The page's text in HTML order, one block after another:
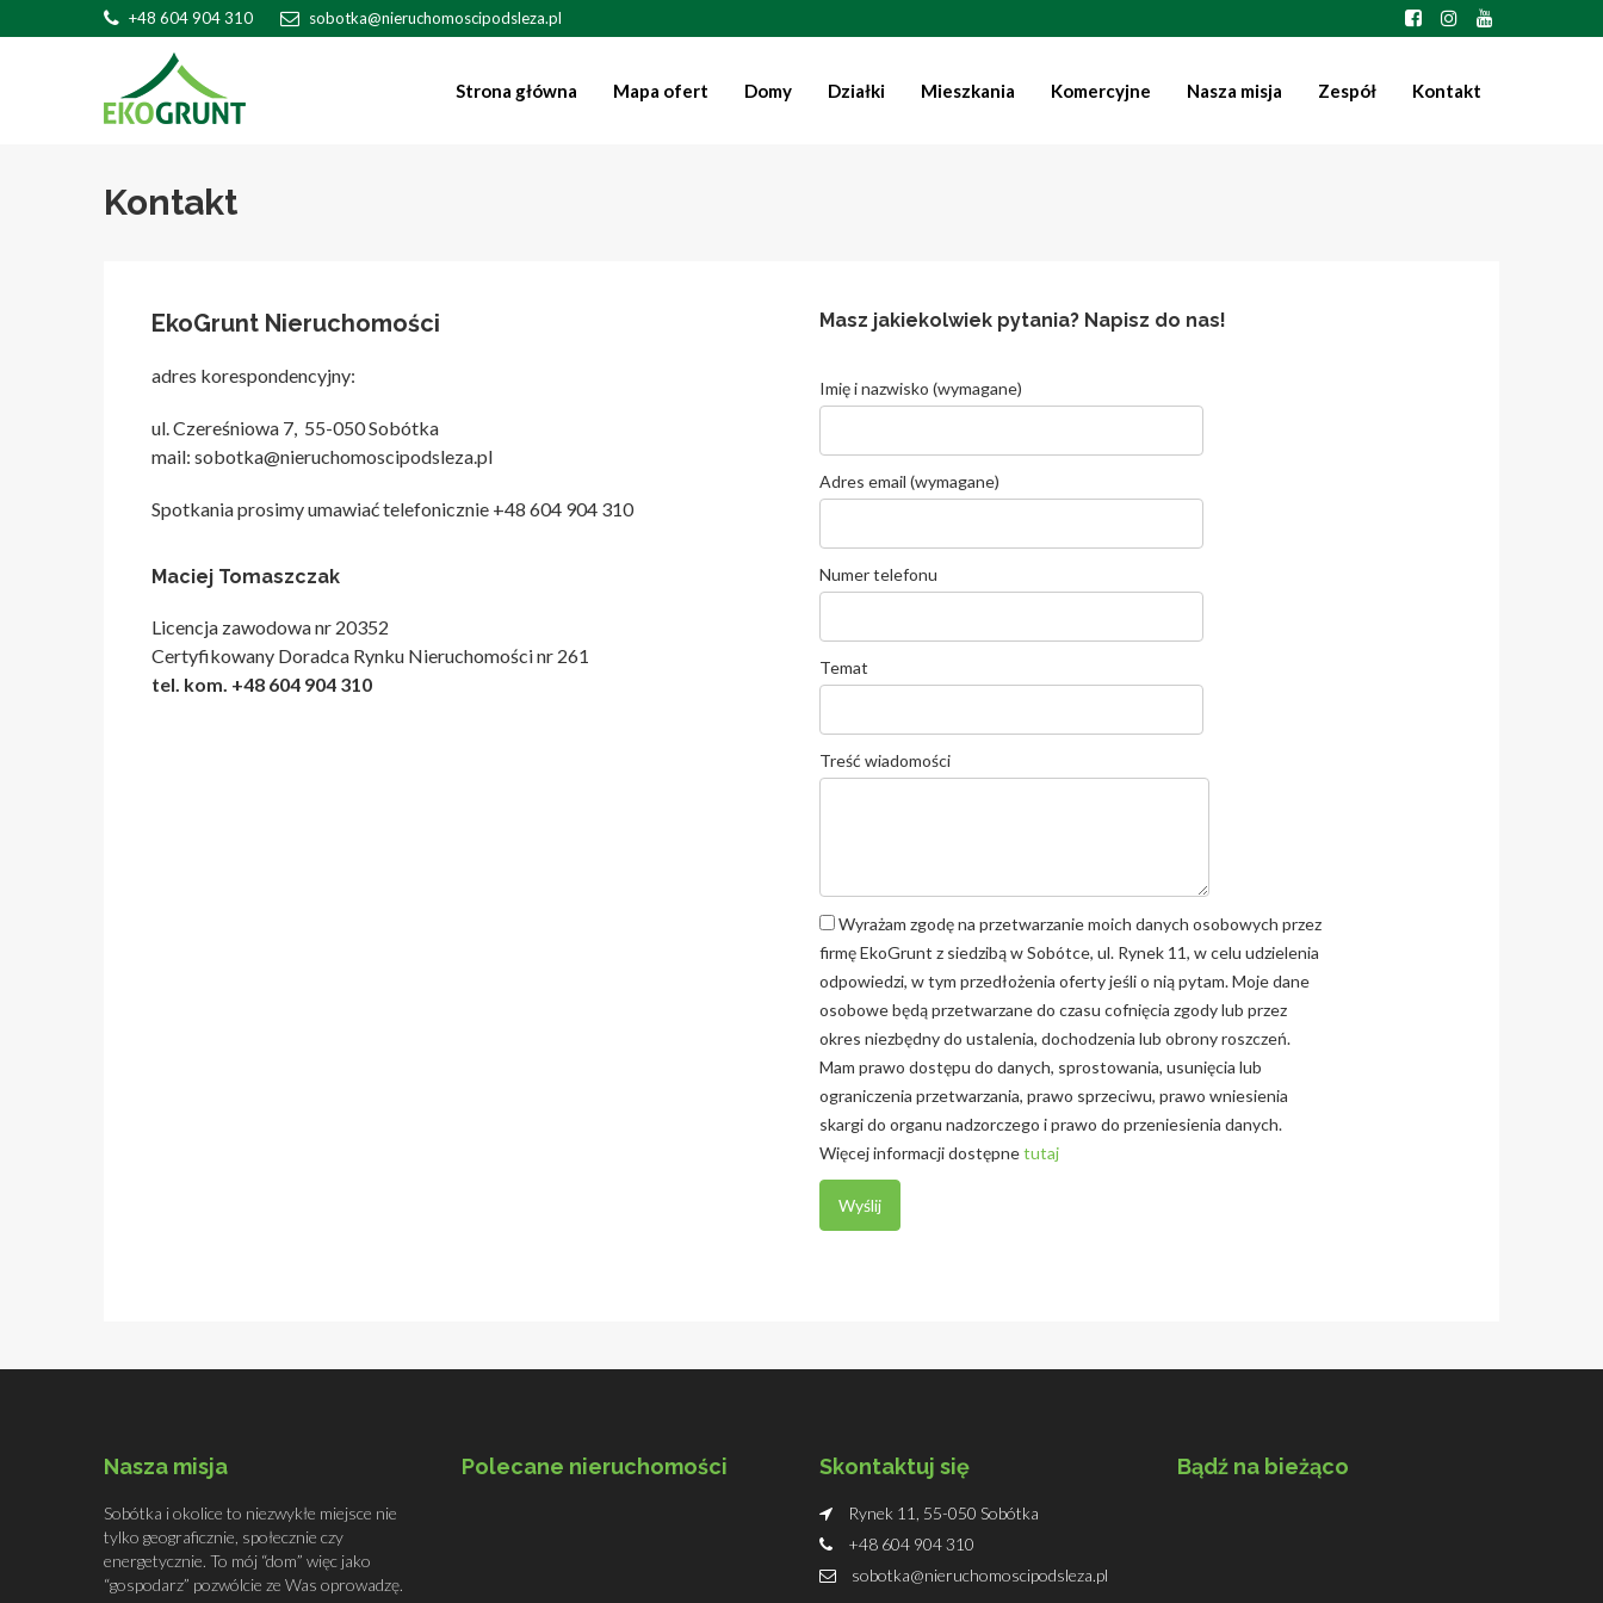
+48 604 904 310 sobotka@nieruchomoscipodsleza.pl
Strona główna Mapa ofert Domy Działki Mieszkania Komercyjne Nasza misja Zespół Kontakt
Kontakt
EkoGrunt Nieruchomości
adres korespondencyjny:
ul. Czereśniowa 7, 55-050 Sobótka
mail: sobotka@nieruchomoscipodsleza.pl
Spotkania prosimy umawiać telefonicznie +48 604 904 310
Maciej Tomaszczak
Licencja zawodowa nr 20352
Certyfikowany Doradca Rynku Nieruchomości nr 261
tel. kom. +48 604 904 310
Masz jakiekolwiek pytania? Napisz do nas!
Imię i nazwisko (wymagane)
Adres email (wymagane)
Numer telefonu
Temat
Treść wiadomości
Wyrażam zgodę na przetwarzanie moich danych osobowych przez
firmę EkoGrunt z siedzibą w Sobótce, ul. Rynek 11, w celu udzielenia
odpowiedzi, w tym przedłożenia oferty jeśli o nią pytam. Moje dane
osobowe będą przetwarzane do czasu cofnięcia zgody lub przez
okres niezbędny do ustalenia, dochodzenia lub obrony roszczeń.
Mam prawo dostępu do danych, sprostowania, usunięcia lub
ograniczenia przetwarzania, prawo sprzeciwu, prawo wniesienia
skargi do organu nadzorczego i prawo do przeniesienia danych.
Więcej informacji dostępnetutaj
Nasza misja
Sobótka i okolice to niezwykłe miejsce nie
tylko geograficznie, społecznie czy
energetycznie. To mój “dom” więc jako
“gospodarz” pozwólcie ze Was oprowadzę.
Polecane nieruchomości Skontaktuj się
Rynek 11, 55-050 Sobótka
+48 604 904 310
sobotka@nieruchomoscipodsleza.pl
Bądź na bieżąco